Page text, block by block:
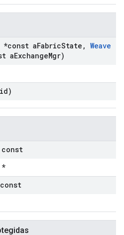
*const aFabricState , Weave
aExchangeMgr)
*